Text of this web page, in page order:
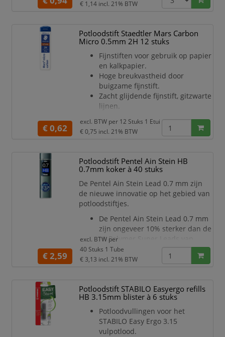
€ 1,14 incl. 21% BTW
Potloodstift Staedtler Mars Carbon
Micro 0.5mm 2H 12 stuks
Fijnstiften voor gebruik op papier
en kalkpapier.
Hoge breukvastheid door
buigzame fijnstift.
Zacht glijdende fijnstift, gitzwarte
lijnen.
productieproces zonder gebruik
te maken van PVC of
Bestaat voor meer dan 90% uit
natuurlijke grondstoffen.
Etui met 12 fijnstiften 0,5 mm,
hardheid 2H.
€ 0,62
excl. BTW per 12 Stuks 1 Etui
€ 0,75 incl. 21% BTW
Potloodstift Pentel Ain Stein HB
0.7mm koker à 40 stuks
De Pentel Ain Stein Lead 0.7 mm zijn
de nieuwe innovatie op het gebied van
potloodstiftjes.
De Pentel Ain Stein Lead 0.7 mm
zijn ongeveer 10% sterker dan de
Hi-Polymer Super Leads van
Pentel
Kokertje is voorzien van een
De Pentel Ain Stein Lead 0.7 mm
heeft een soepeler schrift dan
alle andere potloodstiftjes
In een kokertje met 40 stiftjes
De Pentel Ain Stein Lead 0.7
€ 2,59
excl. BTW per
40 Stuks 1 Tube
€ 3,13 incl. 21% BTW
Potloodstift STABILO Easyergo refills
HB 3.15mm blister à 6 stuks
Potloodvullingen voor het
STABILO Easy Ergo 3.15
vulpotlood.